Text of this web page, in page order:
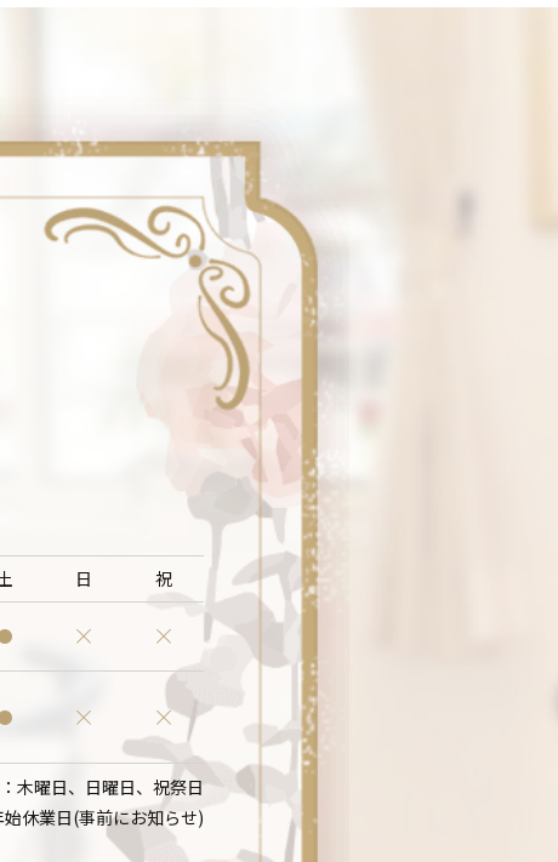
日
祝
木曜日、日曜日、祝祭日
始休業日(事前にお知らせ)